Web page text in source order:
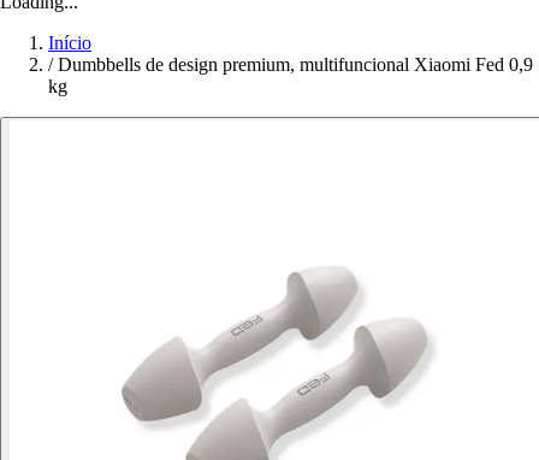
Início
/ Dumbbells de design premium, multifuncional Xiaomi Fed 0,9
kg